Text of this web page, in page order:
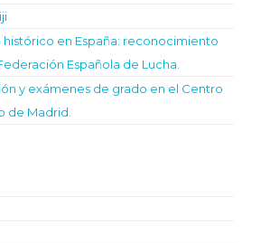
histórico en España: reconocimiento
Española de Lucha.
y exámenes de grado en el Centro
de Madrid.